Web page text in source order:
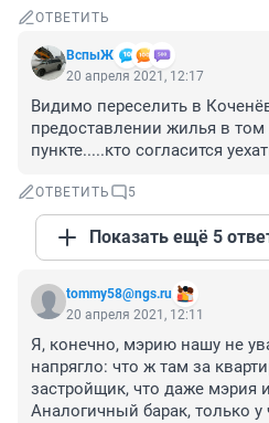
ОТВЕТИТЬ
ВспыЖ
20 апреля 2021, 12:17
Видимо переселить в
предоставлении жилья в
пункте.....кто согласится
ОТВЕТИТЬ 5
Показать ещё 5
tommy58@ngs.ru
20 апреля 2021, 12:11
Я, конечно, мэрию нашу не
напрягло: что ж там за
застройщик, что даже мэрия
Аналогичный барак, только у